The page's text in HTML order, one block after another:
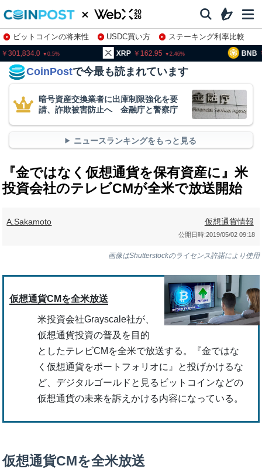
ビットコインの将来性 USDC買い方
ステーキング利率比較
株特集・関連銘柄
0.5 XRP 162.95 2.46 BNB
CoinPostで今最も読まれています
暗号資産交換業者に出庫制限強化を要
請、詐欺被害防止へ 金融庁と警察庁
ニュースランキングをもっと見る
『金ではなく仮想通貨を保有資産に』米
投資会社のテレビCMが全米で放送開始
A.Sakamoto 仮想通貨情報
公開日時:2019/05/02 09:18
画像はShutterstockのライセンス許諾により使用
仮想通貨CMを全米放送
米投資会社Grayscale社が、
仮想通貨投資の普及を目的
としたテレビCMを全米で放送する。『金ではな
く仮想通貨をポートフォリオに』と投げかけるな
ど、デジタルゴールドと見るビットコインなどの
仮想通貨の未来を訴えかける内容になっている。
仮想通貨CMを全米放送